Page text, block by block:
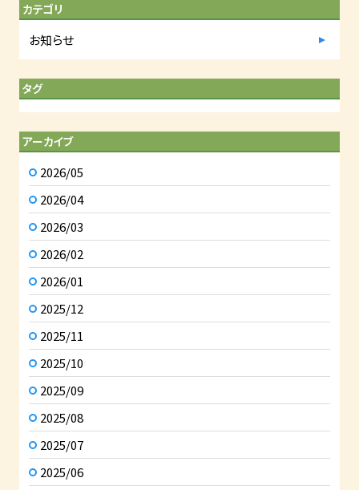
カテゴリ
お知らせ
タグ
アーカイブ
2026/05
2026/04
2026/03
2026/02
2026/01
2025/12
2025/11
2025/10
2025/09
2025/08
2025/07
2025/06